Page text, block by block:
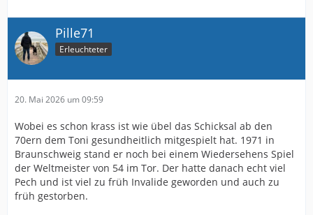
Pille71
Erleuchteter
20. Mai 2026 um 09:59
Wobei es schon krass ist wie übel das Schicksal ab den
70ern dem Toni gesundheitlich mitgespielt hat. 1971 in
Braunschweig stand er noch bei einem Wiedersehens Spiel
der Weltmeister von 54 im Tor. Der hatte danach echt viel
Pech und ist viel zu früh Invalide geworden und auch zu
früh gestorben.